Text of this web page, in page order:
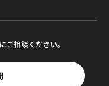
ご相談ください。